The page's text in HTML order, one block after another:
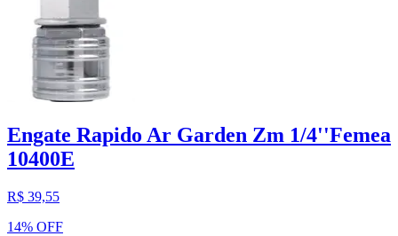
Engate Rapido Ar Garden Zm 1/4''Femea
10400E
R$ 39,55
14% OFF